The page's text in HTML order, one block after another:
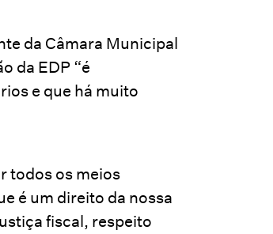
da Câmara Municipal
da EDP “é
e que há muito
todos os meios
é um direito da nossa
fiscal, respeito